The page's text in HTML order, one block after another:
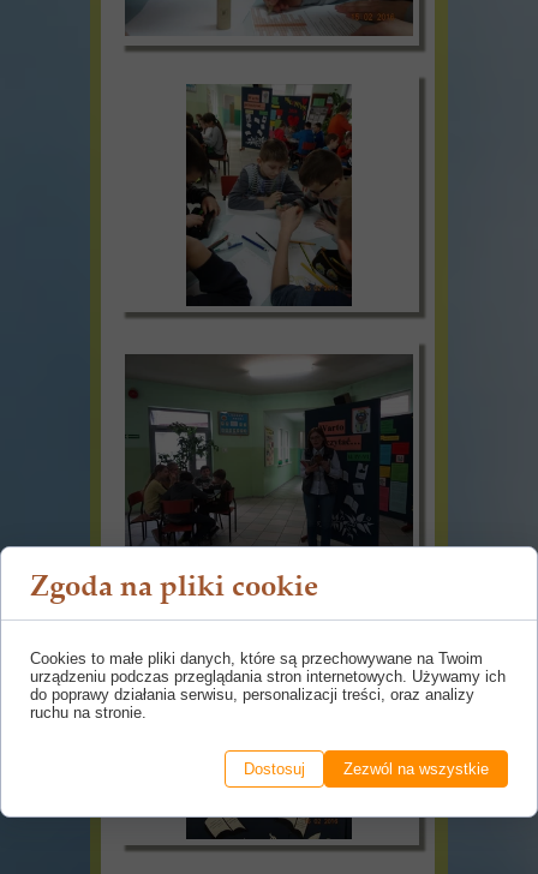
Zgoda na pliki cookie
Cookies to małe pliki danych, które są przechowywane na Twoim
urządzeniu podczas przeglądania stron internetowych. Używamy ich
do poprawy działania serwisu, personalizacji treści, oraz analizy
ruchu na stronie.
Dostosuj Zezwól na wszystkie